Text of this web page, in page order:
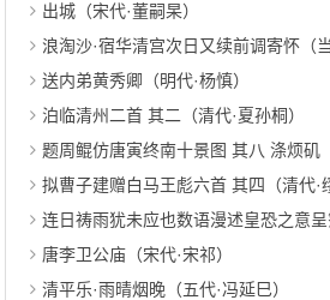
出城（宋代·董嗣杲）
浪淘沙·宿华清宫次日又续前调寄怀（
送内弟黄秀卿（明代·杨慎）
泊临清州二首 其二（清代·夏孙桐）
题周鲲仿唐寅终南十景图 其八 涤烦矶
拟曹子建赠白马王彪六首 其四（清代·
连日祷雨犹未应也数语漫述皇恐之意呈簿尉
唐李卫公庙（宋代·宋祁）
清平乐·雨晴烟晚（五代·冯延巳）